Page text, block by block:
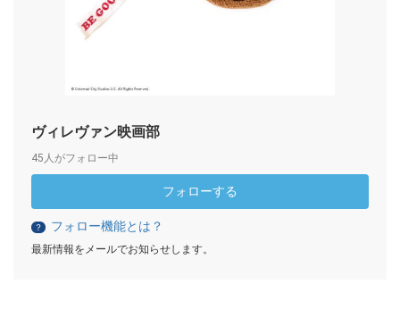
ヴィレヴァン映画部
45人がフォロー中
フォローする
？ フォロー機能とは？
最新情報をメールでお知らせします。